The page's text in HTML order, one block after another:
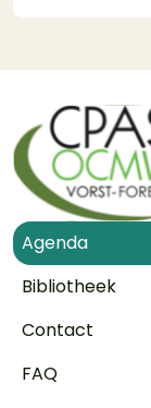
Voet
Agenda
Bibliotheek
Contact
FAQ